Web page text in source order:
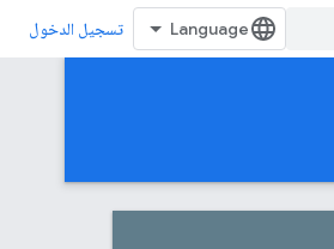
تسجيل الدخول